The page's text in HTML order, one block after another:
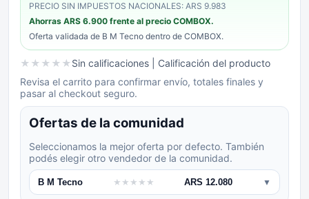
PRECIO SIN IMPUESTOS NACIONALES: ARS 9.983
Ahorras ARS 6.900 frente al precio COMBOX.
Oferta validada de B M Tecno dentro de COMBOX.
★ ★ ★ ★ ★Sin calificaciones | Calificación del producto
Revisa el carrito para confirmar envío, totales finales y
pasar al checkout seguro.
Ofertas de la comunidad
Seleccionamos la mejor oferta por defecto. También
podés elegir otro vendedor de la comunidad.
B M Tecno ★ ★ ★ ★ ★ ARS 12.080 ▼